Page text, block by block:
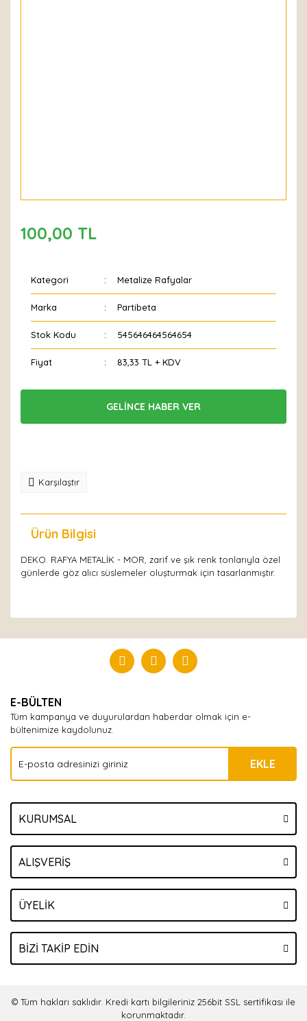
100,00 TL
Kategori Metalize Rafyalar
Marka Partibeta
Stok Kodu 545646464564654
Fiyat 83,33 TL + KDV
GELİNCE HABER VER
Karşılaştır
Ürün Bilgisi
DEKO. RAFYA METALİK - MOR, zarif ve şık renk tonlarıyla özel
günlerde göz alıcı süslemeler oluşturmak için tasarlanmıştır.
Yorum Yaz
E-BÜLTEN
Tüm kampanya ve duyurulardan haberdar olmak için e-
bültenimize kaydolunuz.
EKLE
KURUMSAL
ALIŞVERİŞ
ÜYELİK
BİZİ TAKİP EDİN
© Tüm hakları saklıdır. Kredi kartı bilgileriniz 256bit SSL sertifikası ile
korunmaktadır.